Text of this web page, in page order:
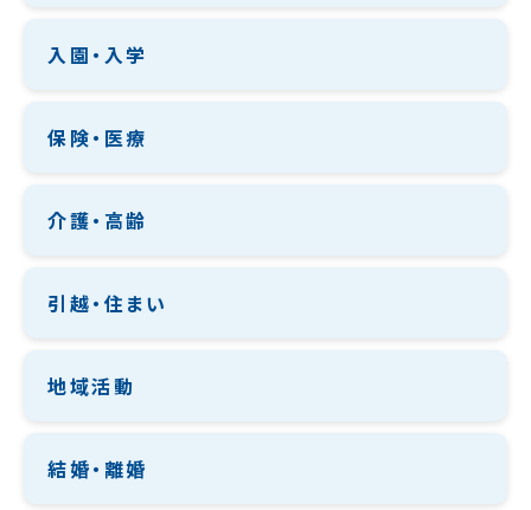
入園・入学
保険・医療
介護・高齢
引越・住まい
地域活動
結婚・離婚